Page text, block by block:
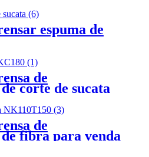
espuma de
de
corte de sucata
de
fibra para venda